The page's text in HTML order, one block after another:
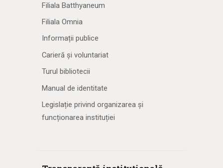
Filiala Batthyaneum
Filiala Omnia
Informații publice
Carieră și voluntariat
Turul bibliotecii
Manual de identitate
Legislație privind organizarea și
funcționarea instituției